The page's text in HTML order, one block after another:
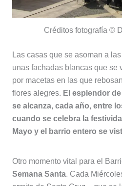
Créditos fotografía ©
Las casas que se asoman a
unas fachadas blancas que se
por macetas en las que
flores alegres. El esplendor
se alcanza, cada año, entre
cuando se celebra la
Mayo y el barrio entero se
Otro momento vital para el
Semana Santa. Cada